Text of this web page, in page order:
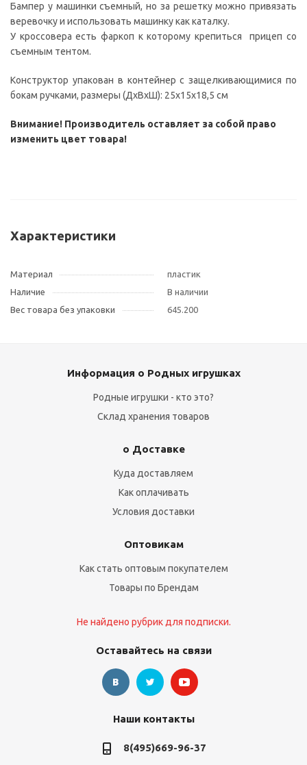
Бампер у машинки съемный, но за решетку можно привязать
веревочку и использовать машинку как каталку.
У кроссовера есть фаркоп к которому крепиться прицеп со
съемным тентом.
Конструктор упакован в контейнер с защелкивающимися по
бокам ручками, размеры (ДxВxШ): 25x15x18,5 см
Внимание! Производитель оставляет за собой право
изменить цвет товара!
Характеристики
Материал
пластик
Наличие
В наличии
Вес товара без упаковки
645.200
Информация о Родных игрушках
Родные игрушки - кто это?
Склад хранения товаров
о Доставке
Куда доставляем
Как оплачивать
Условия доставки
Оптовикам
Как стать оптовым покупателем
Товары по Брендам
Не найдено рубрик для подписки.
Оставайтесь на связи
Наши контакты
8(495)669-96-37